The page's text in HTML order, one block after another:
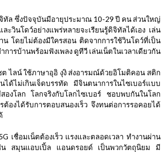
ทัล ซึ่งปัจจุบันมีอายุประมาณ 10-29 ปี คน ส่วนใหญ่
วินโดว์อย่างแพร่หลายจะเรียนรู้ดิจิทัลได้เอง เล่น
น โดยไม่ต้องมีใครสอน ติดจากการใช้วินโดว์ที่เป็น
ารบ้านพร้อมฟังเพลง ดูทีวี เล่นเน็ตในเวลาเดียวกัน
ไลน์ ใช้ภาษาอุอิ งุงิ ส่งอารมณ์ด้วยอิโมติคอน สติก
ไม่เกินเจ็ดบรรทัด มีจินตนาการในไซเบอร์แบบ
องโลก โลกจริงกับโลกไซเบอร์ ชอบพบกันในโลก
องได้รับการตอบสนองเร็ว จึงทนต่อการรอคอยได้
เชื่อมเน็ตต้องเร็ว แรงและตลอดเวลา ทำงานผ่าน
น สมุนแอบเปิ้ล แอนดรอยด์ เป็นพวกวัตถุนิยม มี